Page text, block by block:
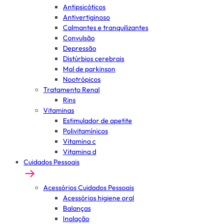
Antipsicóticos
Antivertiginoso
Calmantes e tranquilizantes
Convulsão
Depressão
Distúrbios cerebrais
Mal de parkinson
Nootrópicos
Tratamento Renal
Rins
Vitaminas
Estimulador de apetite
Polivitamínicos
Vitamina c
Vitamina d
Cuidados Pessoais
Acessórios Cuidados Pessoais
Acessórios higiene oral
Balanças
Inalação